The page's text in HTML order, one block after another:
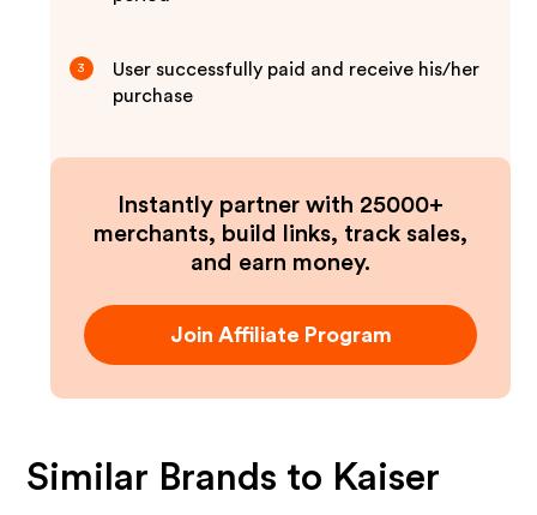
3
User successfully paid and receive his/her
purchase
Instantly partner with 25000+
merchants, build links, track sales,
and earn money.
Join Affiliate Program
Similar Brands to Kaiser